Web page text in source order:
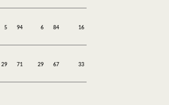
5 94 6 84 16
29 71 29 67 33